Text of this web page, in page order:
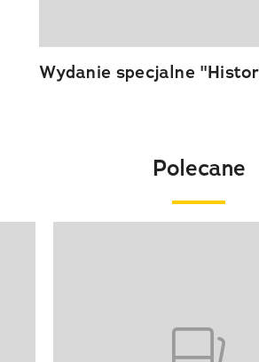
Wydanie specjalne
Polecane